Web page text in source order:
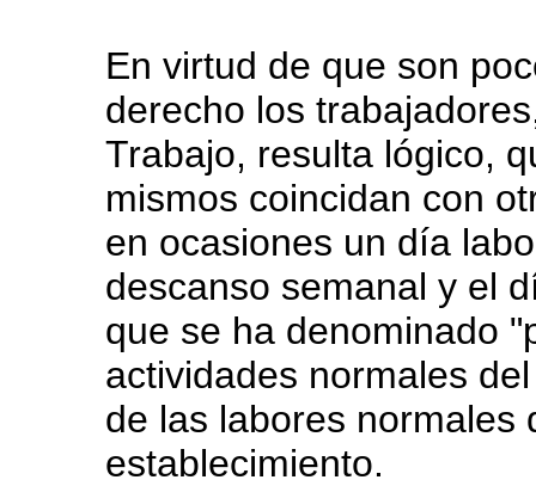
En virtud de que son
derecho los
Trabajo, resulta lógico,
mismos coincidan con
en ocasiones un día
descanso semanal y el
que se ha denominado
actividades normales
de las labores normales
establecimiento.